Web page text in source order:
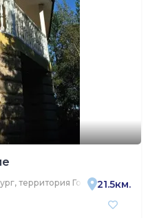
территория Горелово,
21.5км.